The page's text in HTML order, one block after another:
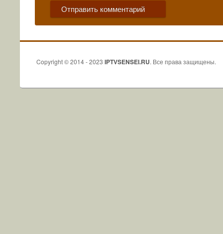
Copyright © 2014 - 2023 IPTVSENSEI.RU. Все права защищены.